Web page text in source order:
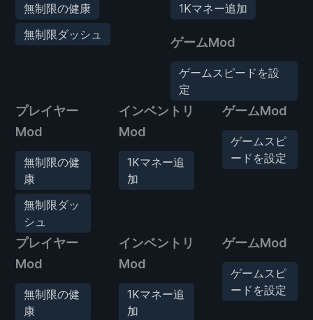
無制限の健康
無制限ダッシュ
1Kマネー追加
ゲームMod
ゲームスピードを設
定
プレイヤー
Mod
無制限の健
康
無制限ダッ
シュ
インベントリ
Mod
1Kマネー追
加
ゲームMod
ゲームスピ
ードを設定
プレイヤー
Mod
無制限の健
康
インベントリ
Mod
1Kマネー追
加
ゲームMod
ゲームスピ
ードを設定